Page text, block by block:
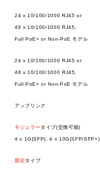
24 x 10/100/1000 RJ45 or
48 x 10/100/1000 RJ45,
Full PoE+ or Non-PoE モデル
24 x 10/100/1000 RJ45 or
48 x 10/100/1000 RJ45,
Full PoE+ or Non-PoE モデル
アップリンク
モジュラータイプ(交換可能)
4 x 1G(SFP), 4 x 10G(SFP/SFP+)
固定タイプ